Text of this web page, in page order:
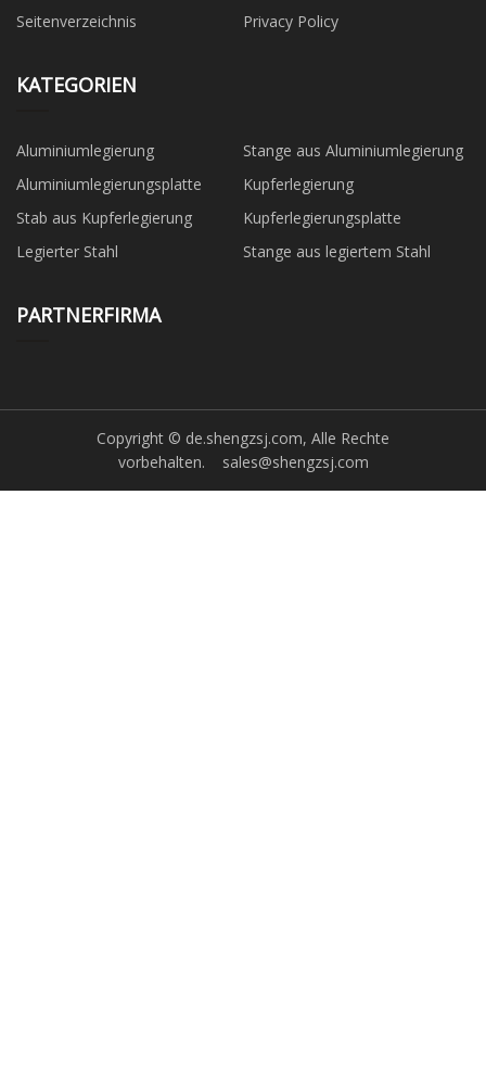
Seitenverzeichnis
Privacy Policy
KATEGORIEN
Aluminiumlegierung
Stange aus Aluminiumlegierung
Aluminiumlegierungsplatte
Kupferlegierung
Stab aus Kupferlegierung
Kupferlegierungsplatte
Legierter Stahl
Stange aus legiertem Stahl
PARTNERFIRMA
Copyright © de.shengzsj.com, Alle Rechte
vorbehalten. sales@shengzsj.com